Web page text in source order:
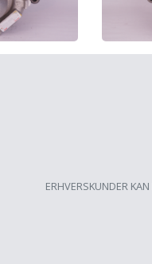
ERHVERSKUNDER